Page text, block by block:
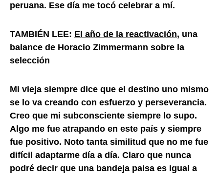
peruana. Ese día me tocó celebrar a mí.
TAMBIÉN LEE: El año de la reactivación, una
balance de Horacio Zimmermann sobre la
selección
Mi vieja siempre dice que el destino uno mismo
se lo va creando con esfuerzo y perseverancia.
Creo que mi subconsciente siempre lo supo.
Algo me fue atrapando en este país y siempre
fue positivo. Noto tanta similitud que no me fue
difícil adaptarme día a día. Claro que nunca
podré decir que una bandeja paisa es igual a